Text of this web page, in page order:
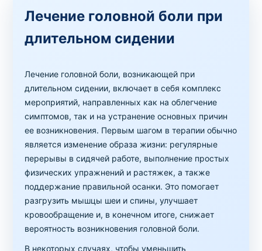
Лечение головной боли при
длительном сидении
Лечение головной боли, возникающей при
длительном сидении, включает в себя комплекс
мероприятий, направленных как на облегчение
симптомов, так и на устранение основных причин
ее возникновения. Первым шагом в терапии обычно
является изменение образа жизни: регулярные
перерывы в сидячей работе, выполнение простых
физических упражнений и растяжек, а также
поддержание правильной осанки. Это помогает
разгрузить мышцы шеи и спины, улучшает
кровообращение и, в конечном итоге, снижает
вероятность возникновения головной боли.
В некоторых случаях, чтобы уменьшить